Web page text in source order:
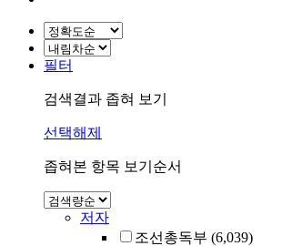
필터
검색결과 좁혀 보기
선택해제
좁혀본 항목 보기순서
저자
조선총독부 (6,039)